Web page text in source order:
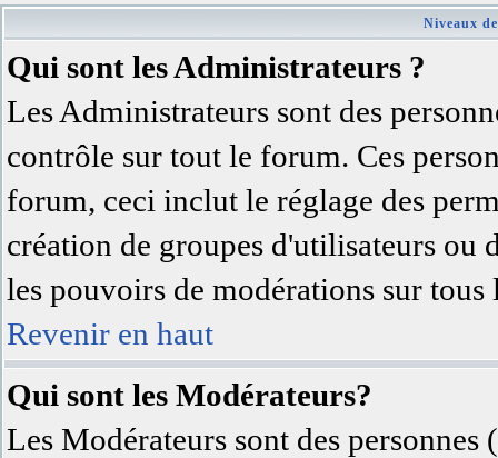
Niveaux
Qui sont les Administrateurs ?
Les Administrateurs sont des
contrôle sur tout le forum. Ces
forum, ceci inclut le réglage des
création de groupes d'utilisateurs ou
les pouvoirs de modérations sur tous
Revenir en haut
Qui sont les Modérateurs?
Les Modérateurs sont des